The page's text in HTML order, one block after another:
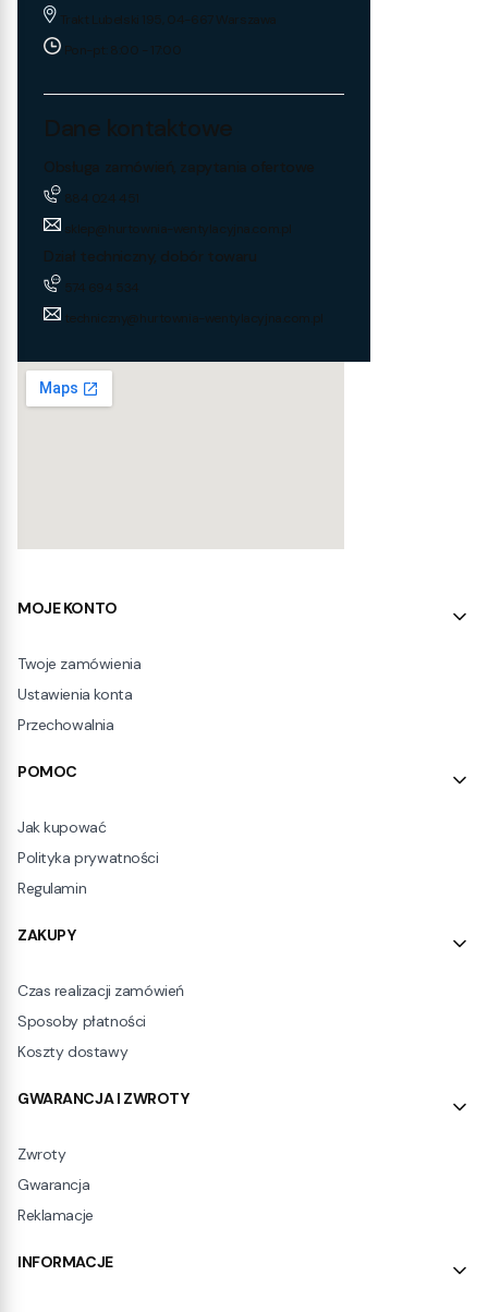
Trakt Lubelski 195, 04-667 Warszawa
Pon-pt: 8:00 - 17:00
Dane kontaktowe
Obsługa zamówień, zapytania ofertowe
884 024 451
sklep@hurtownia-wentylacyjna.com.pl
Dział techniczny, dobór towaru
574 694 534
techniczny@hurtownia-wentylacyjna.com.pl
Linki w stopce
MOJE KONTO
Twoje zamówienia
Ustawienia konta
Przechowalnia
POMOC
Jak kupować
Polityka prywatności
Regulamin
ZAKUPY
Czas realizacji zamówień
Sposoby płatności
Koszty dostawy
GWARANCJA I ZWROTY
Zwroty
Gwarancja
Reklamacje
INFORMACJE